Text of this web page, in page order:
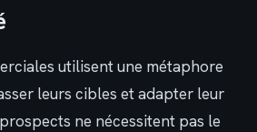
utilisent une métaphore
leurs cibles et adapter leur
ne nécessitent pas le